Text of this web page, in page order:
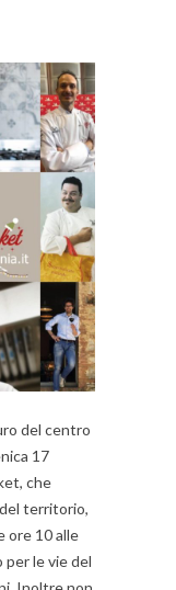
del centro
17
che
territorio,
ore 10 alle
le vie del